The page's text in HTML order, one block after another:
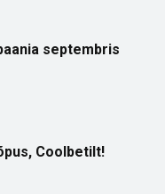
septembris
Coolbetilt!